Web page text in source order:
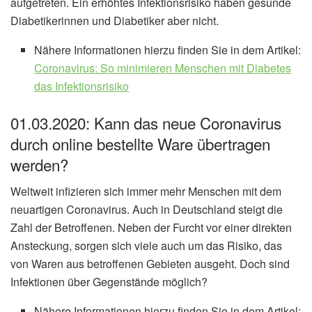
Diabetikerinnen und Diabetiker aber nicht.
Nähere Informationen hierzu finden Sie in dem Artikel:
Coronavirus: So minimieren Menschen mit Diabetes
das Infektionsrisiko
01.03.2020: Kann das neue Coronavirus
durch online bestellte Ware übertragen
werden?
Weltweit infizieren sich immer mehr Menschen mit dem
neuartigen Coronavirus. Auch in Deutschland steigt die
Zahl der Betroffenen. Neben der Furcht vor einer direkten
Ansteckung, sorgen sich viele auch um das Risiko, das
von Waren aus betroffenen Gebieten ausgeht. Doch sind
Infektionen über Gegenstände möglich?